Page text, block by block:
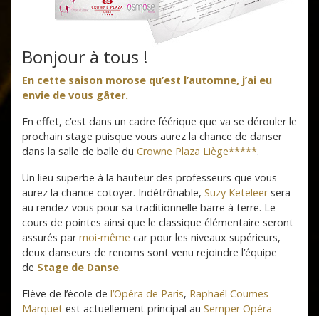
Bonjour à tous !
En cette saison morose qu’est l’automne, j’ai eu
envie de vous gâter.
En effet, c’est dans un cadre féérique que va se dérouler le
prochain stage puisque vous aurez la chance de danser
dans la salle de balle du Crowne Plaza Liège*****.
Un lieu superbe à la hauteur des professeurs que vous
aurez la chance cotoyer. Indétrônable, Suzy Keteleer sera
au rendez-vous pour sa traditionnelle barre à terre. Le
cours de pointes ainsi que le classique élémentaire seront
assurés parmoi-même car pour les niveaux supérieurs,
deux danseurs de renoms sont venu rejoindre l’équipe
de Stage de Danse.
Elève de l’école de l’Opéra de Paris, Raphaël Coumes-
Marquet est actuellement principal au Semper Opéra